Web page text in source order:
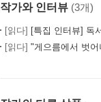
작가와 인터뷰 (3개)
[읽다] [특집 인터뷰] 독
[읽다] "게으름에서 벗어